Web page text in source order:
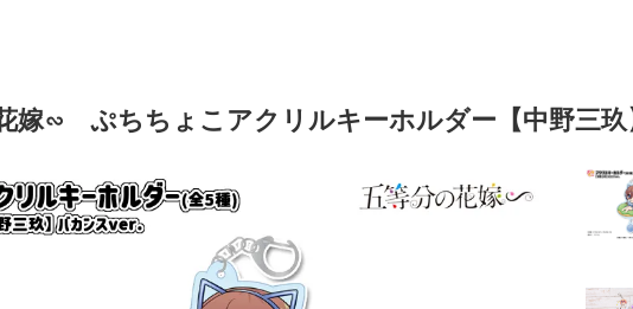
嫁∽ ぷちちょこアクリルキーホルダー【中野三玖